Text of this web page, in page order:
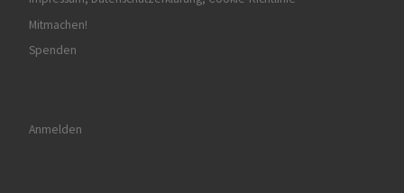
Mitmachen!
Spenden
Anmelden